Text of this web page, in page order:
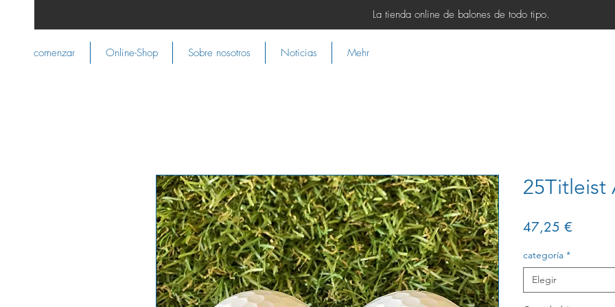
comenzar Online-Shop Sobre nosotros Noticias Mehr
La tienda online de balones de todo tipo.
25Titleist
47,25 €
categoría *
Elegir